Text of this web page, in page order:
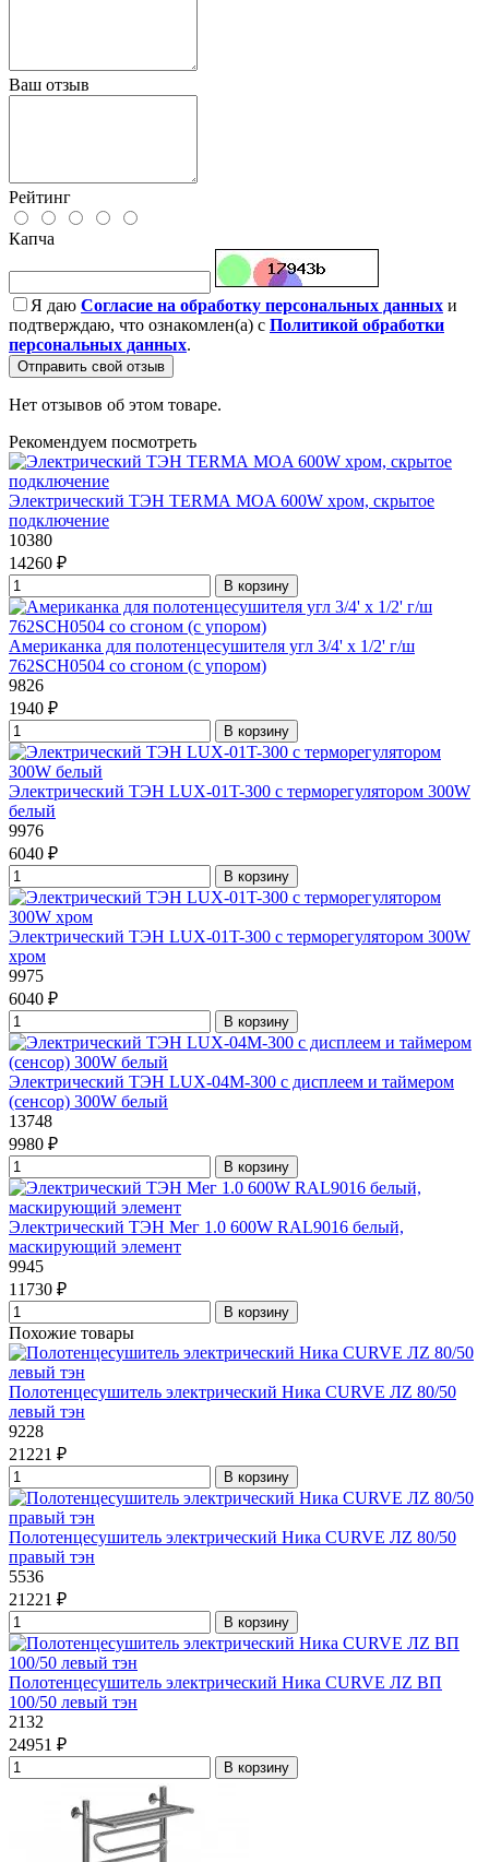
Ваш отзыв
Рейтинг
Капча
Я даю Согласие на обработку персональных данных и
подтверждаю, что ознакомлен(а) с Политикой обработки
персональных данных.
Отправить свой отзыв
Нет отзывов об этом товаре.
Рекомендуем посмотреть
Электрический ТЭН TERMА MOA 600W хром, скрытое
подключение
10380
14260 ₽
В корзину
Американка для полотенцесушителя угл 3/4' x 1/2' г/ш
762SCH0504 со сгоном (с упором)
9826
1940 ₽
В корзину
Электрический ТЭН LUX-01T-300 с терморегулятором 300W
белый
9976
6040 ₽
В корзину
Электрический ТЭН LUX-01T-300 с терморегулятором 300W
хром
9975
6040 ₽
В корзину
Электрический ТЭН LUX-04М-300 с дисплеем и таймером
(сенсор) 300W белый
13748
9980 ₽
В корзину
Электрический ТЭН Мег 1.0 600W RAL9016 белый,
маскирующий элемент
9945
11730 ₽
В корзину
Похожие товары
Полотенцесушитель электрический Ника CURVE ЛZ 80/50
левый тэн
9228
21221 ₽
В корзину
Полотенцесушитель электрический Ника CURVE ЛZ 80/50
правый тэн
5536
21221 ₽
В корзину
Полотенцесушитель электрический Ника CURVE ЛZ ВП
100/50 левый тэн
2132
24951 ₽
В корзину